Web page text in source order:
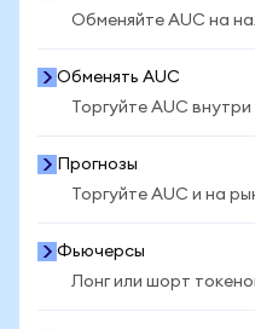
Обменяйте AUC на
Обменять AUC
Торгуйте AUC
Прогнозы
Торгуйте AUC и на
Фьючерсы
Лонг или шорт